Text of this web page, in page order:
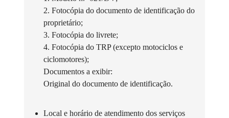
2. Fotocópia do documento de identificação do
proprietário;
3. Fotocópia do livrete;
4. Fotocópia do TRP (excepto motociclos e
ciclomotores);
Documentos a exibir:
Original do documento de identificação.
Local e horário de atendimento dos serviços